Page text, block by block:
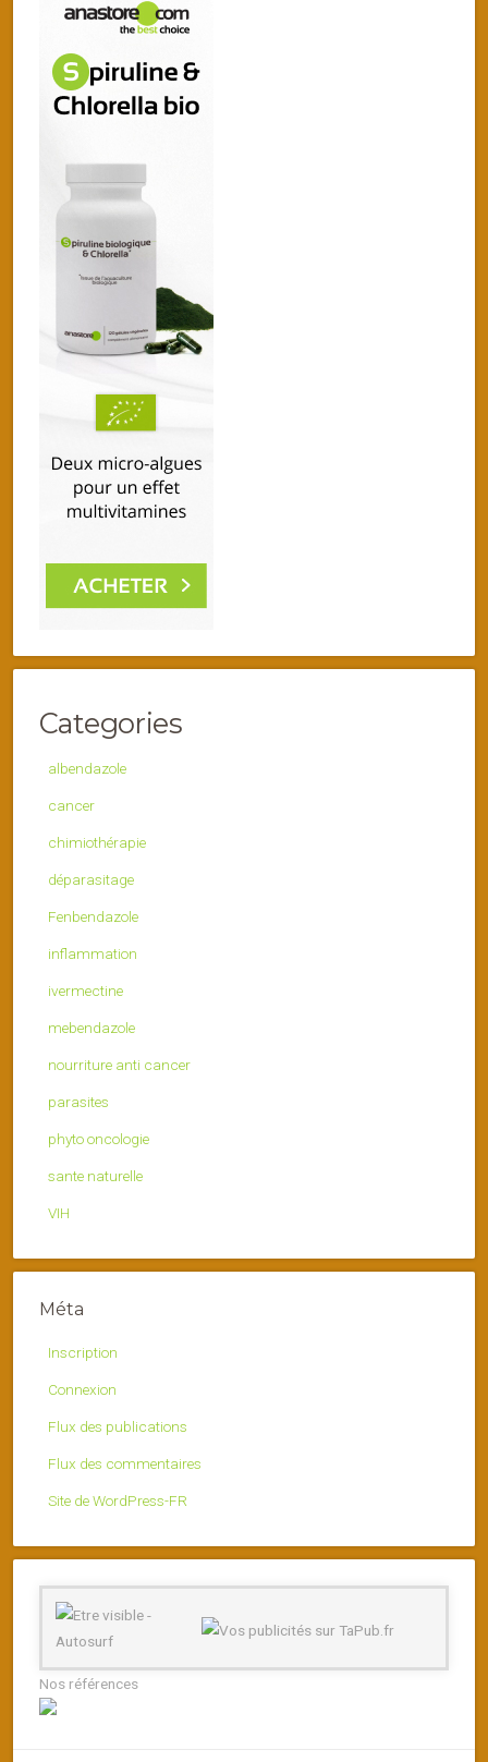
Categories
albendazole
cancer
chimiothérapie
déparasitage
Fenbendazole
inflammation
ivermectine
mebendazole
nourriture anti cancer
parasites
phyto oncologie
sante naturelle
VIH
Méta
Inscription
Connexion
Flux des publications
Flux des commentaires
Site de WordPress-FR
Nos références